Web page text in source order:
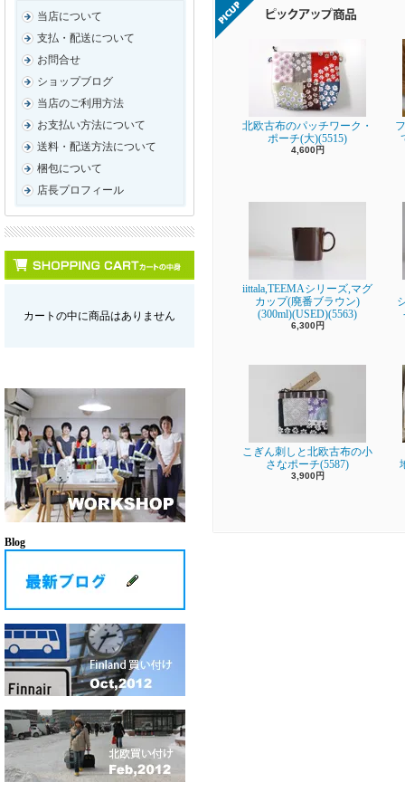
当店について
支払・配送について
お問合せ
ショップブログ
当店のご利用方法
お支払い方法について
送料・配送方法について
梱包について
店長プロフィール
カートの中に商品はありません
Blog
北欧古布のパッチワーク・
ポーチ(大)(5515)
4,600円
iittala,TEEMAシリーズ,マグ
カップ(廃番ブラウン)
(300ml)(USED)(5563)
6,300円
こぎん刺しと北欧古布の小
さなポーチ(5587)
3,900円